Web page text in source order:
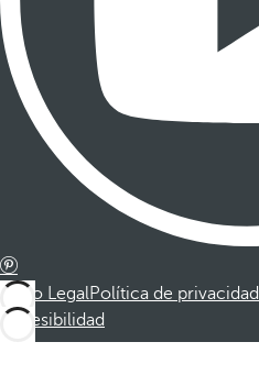
Aviso LegalPolítica de privacidad
Accesibilidad